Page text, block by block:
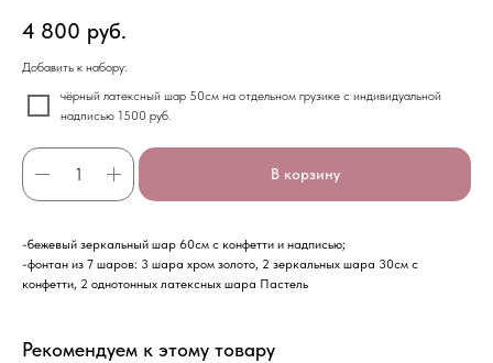
4 800 руб.
Добавить к набору:
чёрный латексный шар 50см на отдельном грузике с индивидуальной
надписью 1500 руб.
В корзину
-бежевый зеркальный шар 60см с конфетти и надписью;
-фонтан из 7 шаров: 3 шара хром золото, 2 зеркальных шара 30см с
конфетти, 2 однотонных латексных шара Пастель
Рекомендуем к этому товару